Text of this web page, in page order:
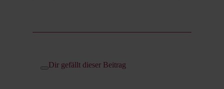
Dir gefällt dieser Beitrag